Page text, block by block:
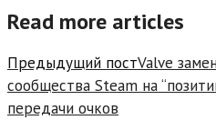
Read more articles
Предыдущий постValve
сообщества Steam на
передачи очков